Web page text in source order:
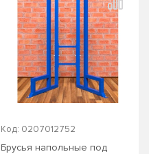
Код: 0207012752
Брусья напольные под